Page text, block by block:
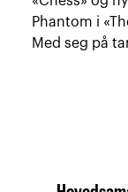
Phantom i
Med seg på